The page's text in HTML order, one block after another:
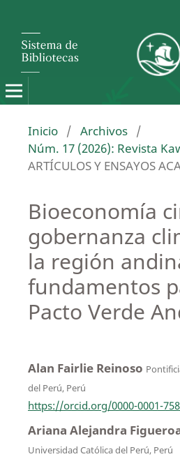
Inicio / Archivos /
Núm. 17 (2026): Revista
ARTÍCULOS Y ENSAYOS
Bioeconomía
gobernanza
la región
fundamentos
Pacto Verde
Alan Fairlie Reinoso
del Perú, Perú
https://orcid.org/0000-0001-
Ariana Alejandra
Universidad Católica del Perú, Perú